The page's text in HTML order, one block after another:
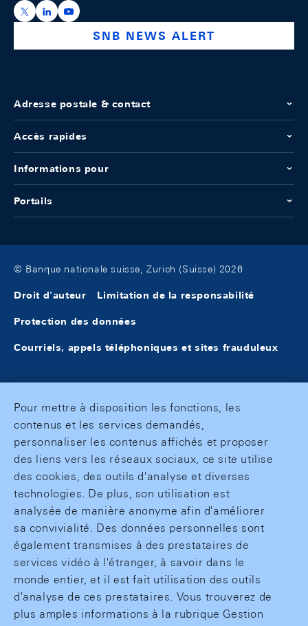
https://x.com/snb_bns
https://ch.linkedin.com/company/swiss-national-
https://www.youtube.com/@swissnationalbank
SNB NEWS ALERT
Adresse postale & contact
Accès rapides
Informations pour
Portails
© Banque nationale suisse, Zurich (Suisse) 2026
Droit d'auteur Limitation de la responsabilité
Protection des données
Courriels, appels téléphoniques et sites frauduleux
Pour mettre à disposition les fonctions, les
contenus et les services demandés,
personnaliser les contenus affichés et proposer
des liens vers les réseaux sociaux, ce site utilise
des cookies, des outils d'analyse et diverses
technologies. De plus, son utilisation est
analysée de manière anonyme afin d'améliorer
sa convivialité. Des données personnelles sont
également transmises à des prestataires de
services vidéo à l'étranger, à savoir dans le
monde entier, et il est fait utilisation des outils
d'analyse de ces prestataires. Vous trouverez de
plus amples informations à la rubrique Gestion